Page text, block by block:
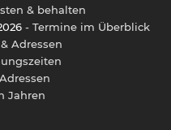
& behalten
- Termine im Überblick
Adressen
Jahren